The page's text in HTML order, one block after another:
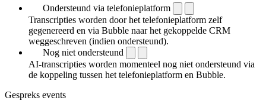
Ondersteund via telefonieplatform
Transcripties worden door het telefonieplatform zelf
gegenereerd en via Bubble naar het gekoppelde CRM
weggeschreven (indien ondersteund).
Nog niet ondersteund
AI-transcripties worden momenteel nog niet ondersteund via
de koppeling tussen het telefonieplatform en Bubble.
Gespreks events